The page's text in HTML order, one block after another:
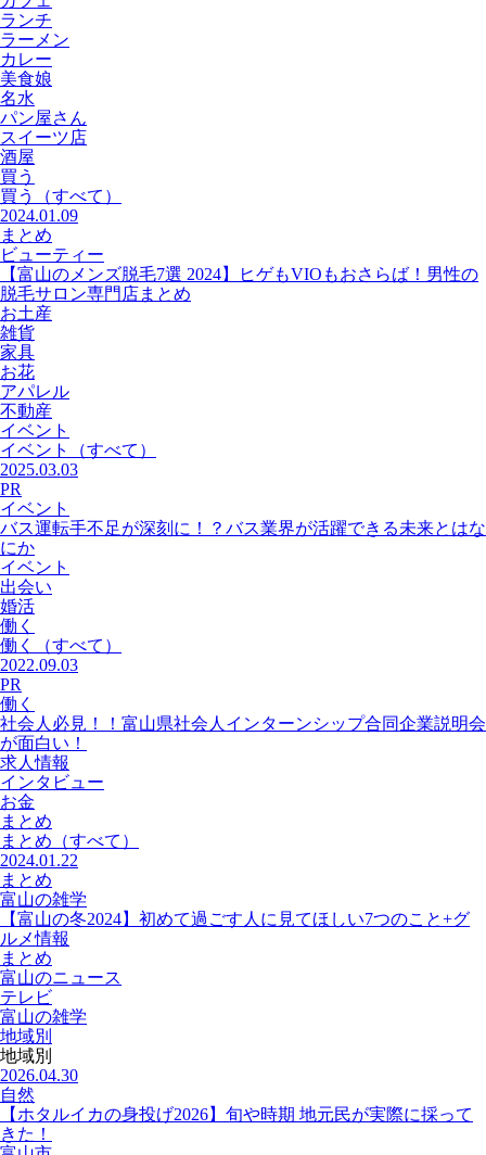
ランチ
ラーメン
カレー
美食娘
名水
パン屋さん
スイーツ店
酒屋
買う
買う
（すべて）
2024.01.09
まとめ
ビューティー
【富山のメンズ脱毛7選 2024】ヒゲもVIOもおさらば！男性の
脱毛サロン専門店まとめ
お土産
雑貨
家具
お花
アパレル
不動産
イベント
イベント
（すべて）
2025.03.03
PR
イベント
バス運転手不足が深刻に！？バス業界が活躍できる未来とはな
にか
イベント
出会い
婚活
働く
働く
（すべて）
2022.09.03
PR
働く
社会人必見！！富山県社会人インターンシップ合同企業説明会
が面白い！
求人情報
インタビュー
お金
まとめ
まとめ （すべて）
2024.01.22
まとめ
富山の雑学
【富山の冬2024】初めて過ごす人に見てほしい7つのこと+グ
ルメ情報
まとめ
富山のニュース
テレビ
富山の雑学
地域別
地域別
2026.04.30
自然
【ホタルイカの身投げ2026】旬や時期 地元民が実際に採って
きた！